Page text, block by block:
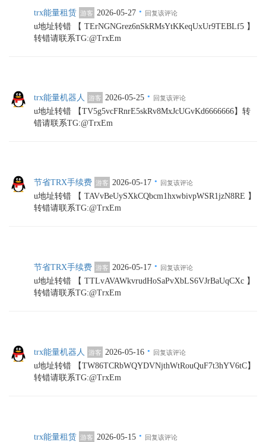
trx能量租赁 游客 2026-05-27 · 回复该评论
u地址转错 【 TErNGNGrez6nSkRMsYtKKeqUxUr9TEBLf5 】
转错请联系TG:@TrxEm
trx能量机器人 游客 2026-05-25 · 回复该评论
u地址转错 【TV5g5vcFRnrE5skRv8MxJcUGvKd6666666】转
错请联系TG:@TrxEm
节省TRX手续费 游客 2026-05-17 · 回复该评论
u地址转错 【 TAVvBeUySXkCQbcm1hxwbivpWSR1jzN8RE 】
转错请联系TG:@TrxEm
节省TRX手续费 游客 2026-05-17 · 回复该评论
u地址转错 【 TTLvAVAWkvrudHoSaPvXbLS6VJrBaUqCXc 】
转错请联系TG:@TrxEm
trx能量机器人 游客 2026-05-16 · 回复该评论
u地址转错 【TW86TCRbWQYDVNjthWtRouQuF7t3hYV6tC】
转错请联系TG:@TrxEm
trx能量租赁 游客 2026-05-15 · 回复该评论